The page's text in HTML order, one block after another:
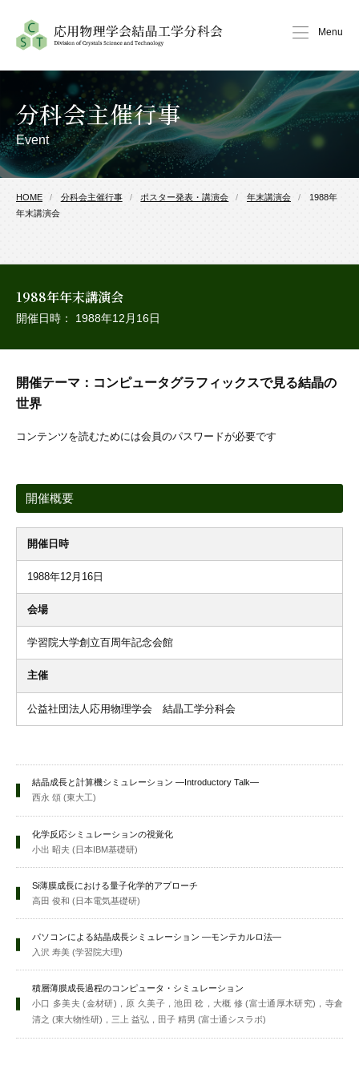
Menu
Event
分科会主催行事
HOME 分科会主催行事 ポスター発表・講演会 年末講演会
1988年
年末講演会
1988年年末講演会
開催日時： 1988年12月16日
開催テーマ：コンピュータグラフィックスで見る結晶の
世界
コンテンツを読むためには会員のパスワードが必要です
開催概要
開催日時
1988年12月16日
会場
学習院大学創立百周年記念会館
主催
公益社団法人応用物理学会 結晶工学分科会
結晶成長と計算機シミュレーション —Introductory Talk—
西永 頌 (東大工)
化学反応シミュレーションの視覚化
小出 昭夫 (日本IBM基礎研)
Si薄膜成長における量子化学的アプローチ
高田 俊和 (日本電気基礎研)
パソコンによる結晶成長シミュレーション —モンテカルロ法—
入沢 寿美 (学習院大理)
積層薄膜成長過程のコンピュータ・シミュレーション
小口 多美夫 (金材研)，原 久美子，池田 稔，大概 修 (富士通厚木研究)，寺倉
清之 (東大物性研)，三上 益弘，田子 精男 (富士通シスラボ)